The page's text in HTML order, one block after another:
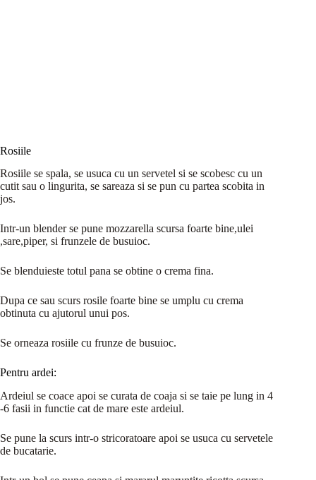
Rosiile
Rosiile se spala, se usuca cu un servetel si se scobesc cu un
cutit sau o lingurita, se sareaza si se pun cu partea scobita in
jos.
Intr-un blender se pune mozzarella scursa foarte bine,ulei
,sare,piper, si frunzele de busuioc.
Se blenduieste totul pana se obtine o crema fina.
Dupa ce sau scurs rosile foarte bine se umplu cu crema
obtinuta cu ajutorul unui pos.
Se orneaza rosiile cu frunze de busuioc.
Pentru ardei:
Ardeiul se coace apoi se curata de coaja si se taie pe lung in 4
-6 fasii in functie cat de mare este ardeiul.
Se pune la scurs intr-o stricoratoare apoi se usuca cu servetele
de bucatarie.